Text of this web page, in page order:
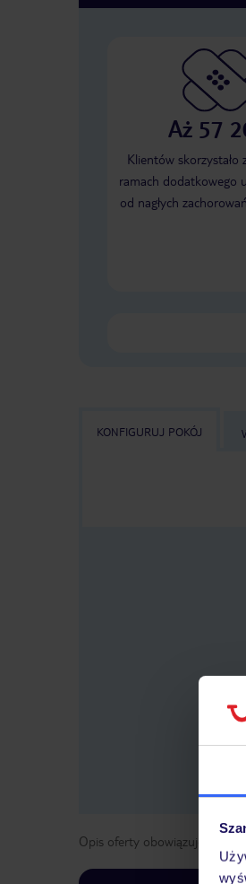
Aż 57
Klientów skorzystało
ramach dodatkowego
od nagłych
KONFIGURUJ POKÓJ
Opis oferty obowiązuje dla